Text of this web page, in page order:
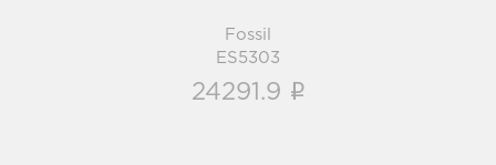
Fossil
ES5303
24291.9 i